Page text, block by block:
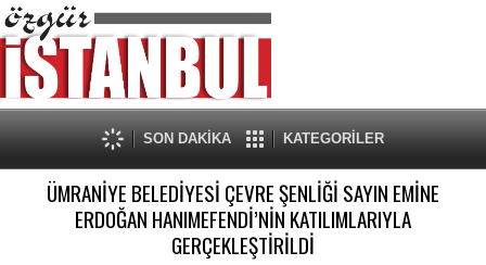
SON DAKİKA KATEGORİLER
ÜMRANİYE BELEDİYESİ ÇEVRE ŞENLİĞİ SAYIN EMİNE
ERDOĞAN HANIMEFENDİ’NİN KATILIMLARIYLA
GERÇEKLEŞTİRİLDİ